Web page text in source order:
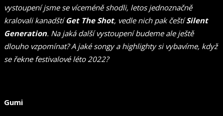
vystoupení jsme se víceméně shodli, letos jednoznačně
kralovali kanadštíGet The Shot, vedle nich pak češtíSilent
Generation. Na jaká další vystoupení budeme ale ještě
dlouho vzpomínat? A jaké songy a highlighty si vybavíme, když
se řekne festivalové léto 2022?
Gumi